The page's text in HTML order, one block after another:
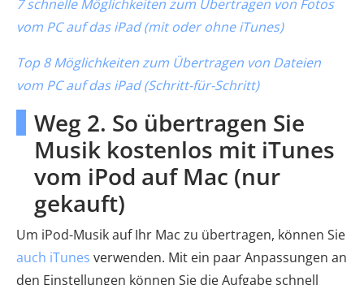
7 schnelle Möglichkeiten zum Übertragen von Fotos
vom PC auf das iPad (mit oder ohne iTunes)
Top 8 Möglichkeiten zum Übertragen von Dateien
vom PC auf das iPad (Schritt-für-Schritt)
Weg 2. So übertragen Sie
Musik kostenlos mit iTunes
vom iPod auf Mac (nur
gekauft)
Um iPod-Musik auf Ihr Mac zu übertragen, können Sie
auch iTunes verwenden. Mit ein paar Anpassungen an
den Einstellungen können Sie die Aufgabe schnell